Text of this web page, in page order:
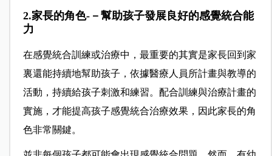
2.家長的角色-－幫助孩子發展良好的感覺統合能
力
在感覺統合訓練或治療中，最重要的其實是家長回到家
裏還能持續地幫助孩子，依據醫療人員所計畫與教導的
活動，持續給孩子刺激和練習。配合訓練與治療計畫的
實施，才能提高孩子感覺統合治療效果，因此家長的角
色非常關鍵。